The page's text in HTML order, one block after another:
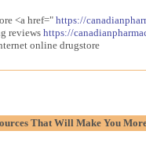
<a href=" https://
reviews https://
online drugstore
That Will Make You